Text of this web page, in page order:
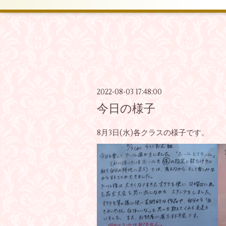
2022-08-03 17:48:00
今日の様子
8月3日(水)各クラスの様子です。